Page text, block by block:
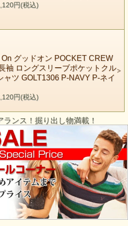
円(税込)
On グッドオン POCKET CREW
袖 ロングスリーブポケットクル
ャツ GOLT1306 P-NAVY P-ネイ
円(税込)
ンス！掘り出し物満載！